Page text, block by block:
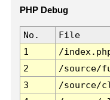
PHP Debug
No. File
1
/
2
/source/
3
/source/